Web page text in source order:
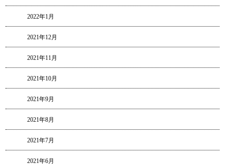
2022年1月
2021年12月
2021年11月
2021年10月
2021年9月
2021年8月
2021年7月
2021年6月